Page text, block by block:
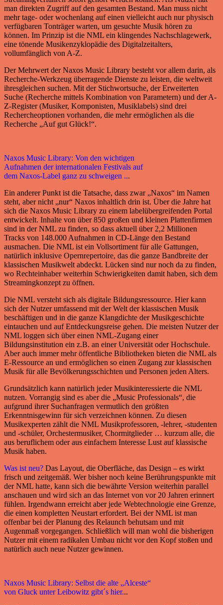
man direkten Zugriff auf den gesamten Bestand. Man muss nicht
mehr tage- oder wochenlang auf einen vielleicht auch nur physisch
verfügbaren Tonträger warten, um gesuchte Musik hören zu
können. Im Prinzip ist die NML ein klingendes Nachschlagewerk,
eine tönende Musikenzyklopädie des Digitalzeitalters,
vollumfänglich von A-Z.
Der Mehrwert der Naxos Music Library besteht vor allem darin, als
Recherche-Werkzeug überragende Dienste zu leisten, die weltweit
ihresgleichen suchen. Mit der Stichwortsuche, der Erweiterten
Suche (Recherche mittels Kombination von Parametern) und der A-
Z-Register (Musiker, Komponisten, Musiklabels) sind drei
Rechercheoptionen vorhanden, die mehr ermöglichen als die
Recherche „Auf gut Glück!“.
Naxos Music Library: Von den wichtigen
Aufnahmen der internationalen Festivals auf
dem Naxos-Label ganz zu schweigen ...
Ein anderer Punkt ist die Tatsache, dass zwar „Naxos“ im Namen
steht, aber nicht „nur“ Naxos inhaltlich drin ist. Über die Jahre hat
sich die Naxos Music Library zu einem labelübergreifenden Portal
entwickelt. Inhalte von über 850 großen und kleinen Plattenfirmen
sind in der NML zu finden, so dass aktuell über 2,2 Millionen
Tracks von 148.000 Aufnahmen in CD-Länge den Bestand
ausmachen. Die NML ist ein Vollsortiment für alle Gattungen,
natürlich inklusive Opernrepertoire, das die ganze Bandbreite der
klassischen Musikwelt abdeckt. Lücken sind nur noch da zu finden,
wo Rechteinhaber weiterhin Schwierigkeiten damit haben, sich dem
Streamingkonzept zu öffnen.
Die NML versteht sich als digitale Bildungsressource. Hier kann
sich der Nutzer umfassend mit der Welt der klassischen Musik
beschäftigen und in die ganze Klangdichte der Musikgeschichte
eintauchen und auf Entdeckungsreise gehen. Die meisten Nutzer der
NML loggen sich über einen NML-Zugang einer
Bildungsinstitution ein z.B. an einer Universität oder Hochschule.
Aber auch immer mehr öffentliche Bibliotheken bieten die NML als
E-Ressource an und ermöglichen so einen Zugang zur klassischen
Musik für alle Bevölkerungsschichten und Personen jeden Alters.
Grundsätzlich kann natürlich jeder Musikinteressierte die NML
nutzen. Vorrangig sind es aber die „Music Professionals“, die
aufgrund ihrer Suchanfragen vermutlich den größten
Erkenntnisgewinn für sich verzeichnen können. Zu diesen
Musikexperten zählt die NML Musikprofessoren, -lehrer, -studenten
und -schüler, Orchestermusiker, Chormitglieder … kurzum alle, die
aus beruflichem oder aus einfachem Interesse Lust auf klassische
Musik haben.
Was ist neu? Das Layout, die Oberfläche, das Design – es wirkt
frisch und zeitgemäß. Wer bisher noch keine Berührungspunkte mit
der NML hatte, kann sich die bewährte Version weiterhin parallel
anschauen und wird sich an das Internet von vor 20 Jahren erinnert
fühlen. Irgendwann erreicht aber jede Webtechnologie eine Grenze,
die einen kompletten Neustart erfordert. Bei der NML ist man
offenbar bei der Planung des Relaunch behutsam und mit
Augenmaß vorgegangen. Schließlich will man wohl die bisherigen
Nutzer mit einem radikalen Umbau nicht vor den Kopf stoßen und
natürlich auch neue Nutzer gewinnen.
Naxos Music Library: Selbst die alte „Alceste“
von Gluck unter Leibowitz gibt´s hier...